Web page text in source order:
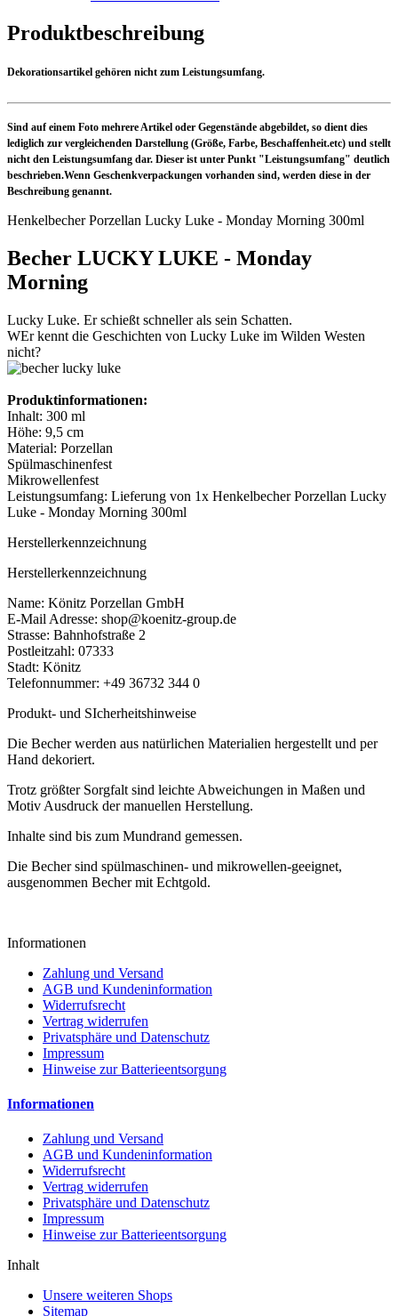
Produktbeschreibung
Dekorationsartikel gehören nicht zum Leistungsumfang.
Sind auf einem Foto mehrere Artikel oder Gegenstände abgebildet, so dient dies
lediglich zur vergleichenden Darstellung (Größe, Farbe, Beschaffenheit.etc) und stellt
nicht den Leistungsumfang dar. Dieser ist unter Punkt "Leistungsumfang" deutlich
beschrieben.Wenn Geschenkverpackungen vorhanden sind, werden diese in der
Beschreibung genannt.
Henkelbecher Porzellan Lucky Luke - Monday Morning 300ml
Becher LUCKY LUKE - Monday
Morning
Lucky Luke. Er schießt schneller als sein Schatten.
WEr kennt die Geschichten von Lucky Luke im Wilden Westen
nicht?
Produktinformationen:
Inhalt: 300 ml
Höhe: 9,5 cm
Material: Porzellan
Spülmaschinenfest
Mikrowellenfest
Leistungsumfang: Lieferung von 1x Henkelbecher Porzellan Lucky
Luke - Monday Morning 300ml
Herstellerkennzeichnung
Herstellerkennzeichnung
Name: Könitz Porzellan GmbH
E-Mail Adresse: shop@koenitz-group.de
Strasse: Bahnhofstraße 2
Postleitzahl: 07333
Stadt: Könitz
Telefonnummer: +49 36732 344 0
Produkt- und SIcherheitshinweise
Die Becher werden aus natürlichen Materialien hergestellt und per
Hand dekoriert.
Trotz größter Sorgfalt sind leichte Abweichungen in Maßen und
Motiv Ausdruck der manuellen Herstellung.
Inhalte sind bis zum Mundrand gemessen.
Die Becher sind spülmaschinen- und mikrowellen-geeignet,
ausgenommen Becher mit Echtgold.
Informationen
Zahlung und Versand
AGB und Kundeninformation
Widerrufsrecht
Vertrag widerrufen
Privatsphäre und Datenschutz
Impressum
Hinweise zur Batterieentsorgung
Informationen
Zahlung und Versand
AGB und Kundeninformation
Widerrufsrecht
Vertrag widerrufen
Privatsphäre und Datenschutz
Impressum
Hinweise zur Batterieentsorgung
Inhalt
Unsere weiteren Shops
Sitemap